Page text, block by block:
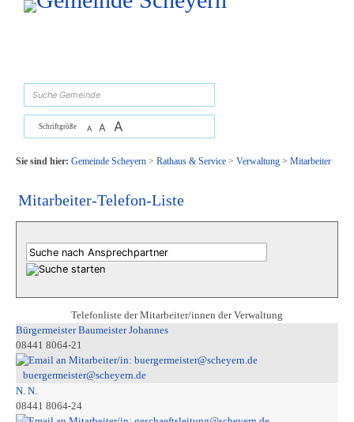
Zum Inhalt, zur Navigationoder zur Startseite springen.
Schriftgröße A A A
Sie sind hier: Gemeinde Scheyern> Rathaus & Service> Verwaltung> Mitarbeiter
Mitarbeiter-Telefon-Liste
Telefonliste der Mitarbeiter/innen der Verwaltung
Bürgermeister Baumeister Johannes
08441 8064-21
buergermeister@scheyern.de
N. N.
08441 8064-24